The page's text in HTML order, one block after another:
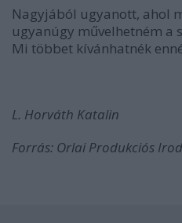
Nagyjából ugyanott, ahol
ugyanúgy művelhetném a
Mi többet kívánhatnék
L. Horváth Katalin
Forrás: Orlai Produkciós